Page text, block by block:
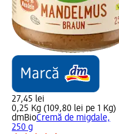
27,45 lei
0,25 Kg (109,80 lei pe 1 Kg)
dmBioCremă de migdale,
250 g